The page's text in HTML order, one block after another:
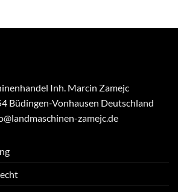
Inh. Marcin Zamejc
Büdingen-Vonhausen Deutschland
zamejc.de